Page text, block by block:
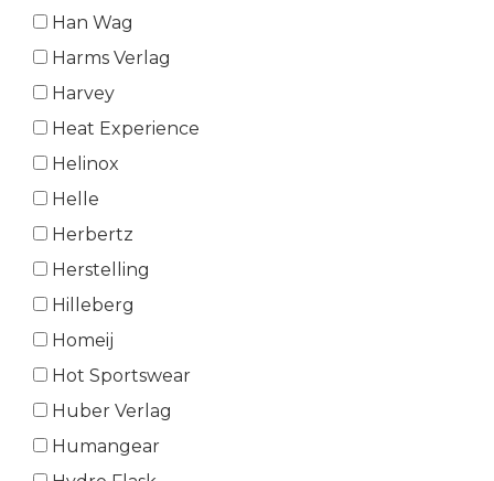
Han Wag
Harms Verlag
Harvey
Heat Experience
Helinox
Helle
Herbertz
Herstelling
Hilleberg
Homeij
Hot Sportswear
Huber Verlag
Humangear